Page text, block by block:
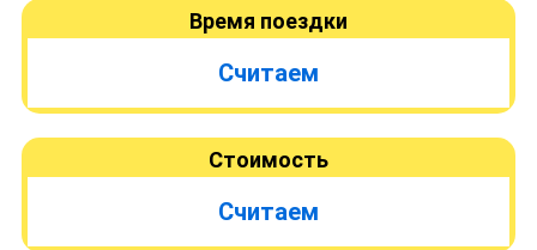
Время поездки
Считаем
Стоимость
Считаем